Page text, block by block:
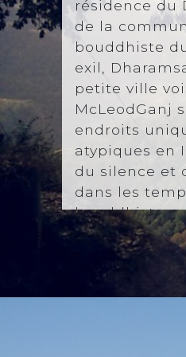
résidence du
de la
bouddhiste
exil,
petite ville
McLeodGanj
endroits
atypiques en
du silence et
dans les
bouddhistes,
meilleurs
pouvrr
apprenez-en
passé